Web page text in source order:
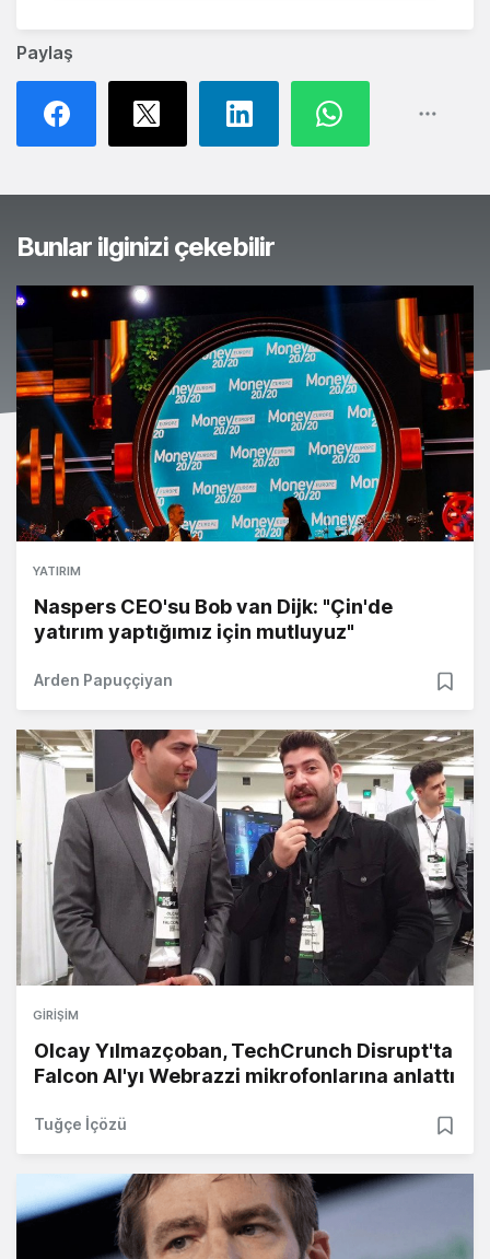
Paylaş
Bunlar ilginizi çekebilir
YATIRIM
Naspers CEO'su Bob van Dijk: "Çin'de
yatırım yaptığımız için mutluyuz"
Arden Papuççiyan
GIRIŞIM
Olcay Yılmazçoban, TechCrunch Disrupt'ta
Falcon AI'yı Webrazzi mikrofonlarına anlattı
Tuğçe İçözü